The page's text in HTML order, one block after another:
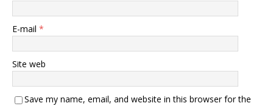
E-mail *
Site web
Save my name, email, and website in this browser for the